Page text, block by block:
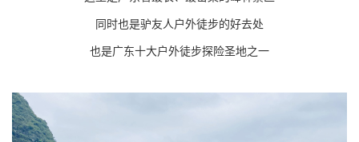
同时也是驴友人户外徒步的好去处
也是广东十大户外徒步探险圣地之一